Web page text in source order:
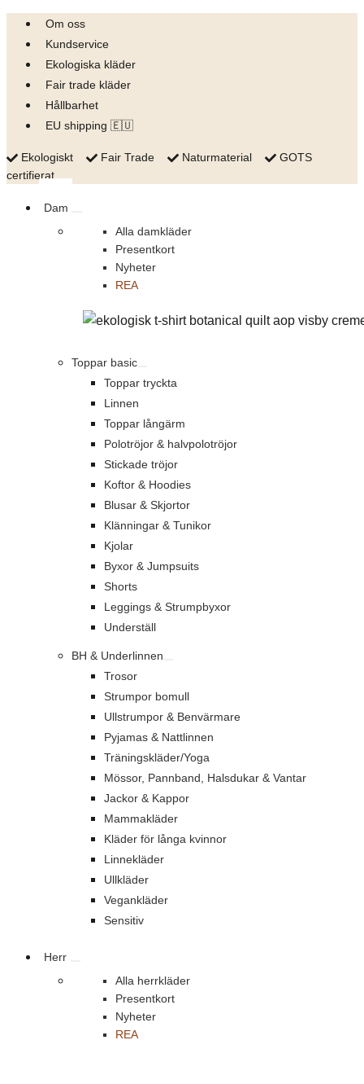
Skip
content
Om oss
Kundservice
Ekologiska kläder
Fair trade kläder
Hållbarhet
EU shipping 🇪🇺
Ekologiskt Fair Trade Naturmaterial
GOTS
certifierat
Dam
Alla damkläder
Presentkort
Nyheter
REA
Toppar basic
Toppar tryckta
Linnen
Toppar långärm
Polotröjor & halvpolotröjor
Stickade tröjor
Koftor & Hoodies
Blusar & Skjortor
Klänningar & Tunikor
Kjolar
Byxor & Jumpsuits
Shorts
Leggings & Strumpbyxor
Underställ
BH & Underlinnen
Trosor
Strumpor bomull
Ullstrumpor & Benvärmare
Pyjamas & Nattlinnen
Träningskläder/Yoga
Mössor, Pannband, Halsdukar & Vantar
Jackor & Kappor
Mammakläder
Kläder för långa kvinnor
Linnekläder
Ullkläder
Vegankläder
Sensitiv
Herr
Alla herrkläder
Presentkort
Nyheter
REA